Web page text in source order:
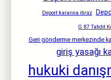
Deport kararına itiraz
G 87 Tahdit
Geri gönderme merkezinde
giriş yasağı
hukuki